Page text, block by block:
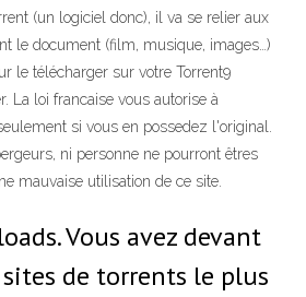
(un logiciel donc), il va se relier aux
le document (film, musique, images…)
le télécharger sur votre Torrent9
La loi francaise vous autorise à
si vous en possedez l'original.
ni personne ne pourront êtres
mauvaise utilisation de ce site.
Vous avez devant
sites de torrents le plus